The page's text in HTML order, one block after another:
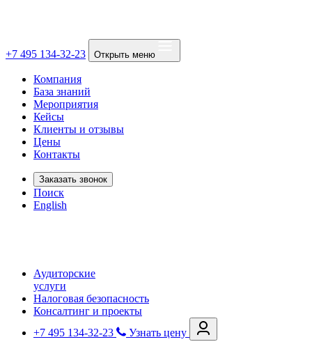
+7 495 134-32-23 Открыть меню
Компания
База знаний
Мероприятия
Кейсы
Клиенты и отзывы
Цены
Контакты
Заказать звонок
Поиск
English
Аудиторские
услуги
Налоговая безопасность
Консалтинг и проекты
+7 495 134-32-23
Узнать цену